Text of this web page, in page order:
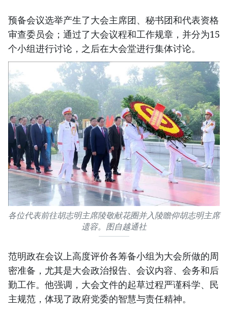
预备会议选举产生了大会主席团、秘书团和代表资格
审查委员会；通过了大会议程和工作规章，并分为15
个小组进行讨论，之后在大会堂进行集体讨论。
各位代表前往胡志明主席陵敬献花圈并入陵瞻仰胡志明主席
遗容。图自越通社
范明政在会议上高度评价各筹备小组为大会所做的周
密准备，尤其是大会政治报告、会议内容、会务和后
勤工作。他强调，大会文件的起草过程严谨科学、民
主规范，体现了政府党委的智慧与责任精神。